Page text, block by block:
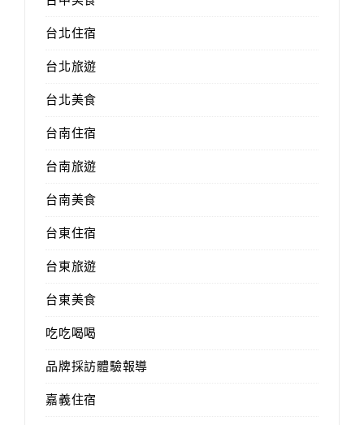
台北住宿
台北旅遊
台北美食
台南住宿
台南旅遊
台南美食
台東住宿
台東旅遊
台東美食
吃吃喝喝
品牌採訪體驗報導
嘉義住宿